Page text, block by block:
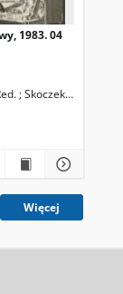
1983. 04
; Skoczek T. Red.
Więcej